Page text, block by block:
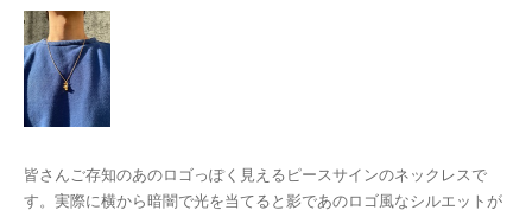
皆さんご存知のあのロゴっぽく見えるピースサインのネックレスで
す。実際に横から暗闇で光を当てると影であのロゴ風なシルエットが